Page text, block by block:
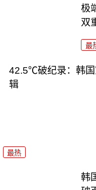
极
双
最
42.5℃破纪录：韩国
辑
最热
韩